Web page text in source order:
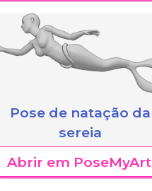
Pose de natação da
sereia
Abrir em PoseMyArt